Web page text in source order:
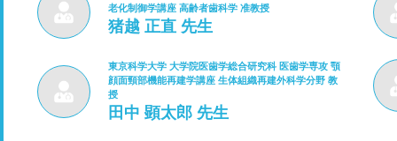
老化制御学講座 高齢者歯科学 准教授
猪越 正直 先生
東京科学大学 大学院医歯学総合研究科 医歯学専攻 顎
顔面頸部機能再建学講座 生体組織再建外科学分野 教
授
田中 顕太郎 先生